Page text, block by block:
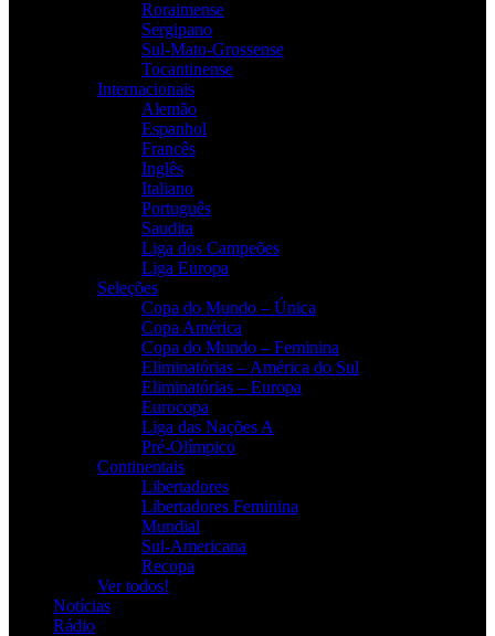
Roraimense
Sergipano
Sul-Mato-Grossense
Tocantinense
Internacionais
Alemão
Espanhol
Francês
Inglês
Italiano
Português
Saudita
Liga dos Campeões
Liga Europa
Seleções
Copa do Mundo – Única
Copa América
Copa do Mundo – Feminina
Eliminatórias – América do Sul
Eliminatórias – Europa
Eurocopa
Liga das Nações A
Pré-Olímpico
Continentais
Libertadores
Libertadores Feminina
Mundial
Sul-Americana
Recopa
Ver todos!
Notícias
Rádio